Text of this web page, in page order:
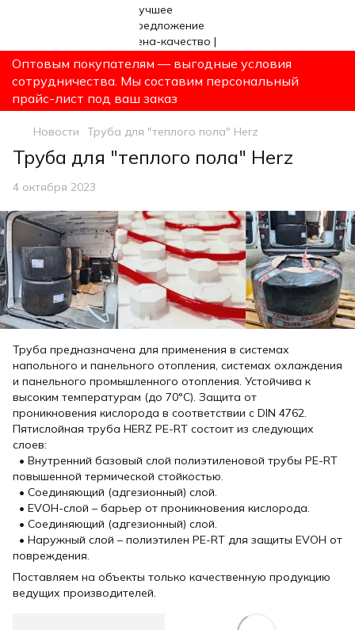
Оптовым покупателям — выгодные условия
сотрудничества. Мы составим персональный
прайс-лист под ваш заказ
Новости Труба для "теплого пола" Herz
Труба для "теплого пола" Herz
4 октября 2023
Труба предназначена для применения в системах
напольного и панельного отопления, системах охлаждения
и панельного промышленного отопления. Устойчива к
высоким температурам (до 70°С). Защита от
проникновения кислорода в соответствии с DIN 4762.
Пятислойная труба HERZ PE-RT состоит из следующих
слоев:
• Внутренний базовый слой полиэтиленовой трубы PE-RT
повышенной термической стойкостью.
• Соединяющий (адгезионный) слой.
• EVOH-слой – барьер от проникновения кислорода.
• Соединяющий (адгезионный) слой.
• Наружный слой – полиэтилен PE-RT для защиты EVOH от
повреждения.
Поставляем на объекты только качественную продукцию
ведущих производителей.